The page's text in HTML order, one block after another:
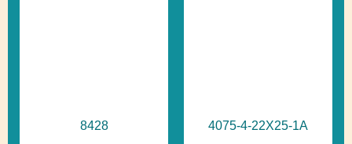
8428 4075-4-22X25-1A